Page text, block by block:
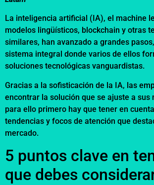
La inteligencia artificial (IA), el machine
modelos lingüísticos, blockchain y otras
similares, han avanzado a grandes
sistema integral donde varios de ellos
soluciones tecnológicas vanguardistas.
Gracias a la sofisticación de la IA, las
encontrar la solución que se ajuste a sus
para ello primero hay que tener en
tendencias y focos de atención que
mercado.
5 puntos clave en
que debes